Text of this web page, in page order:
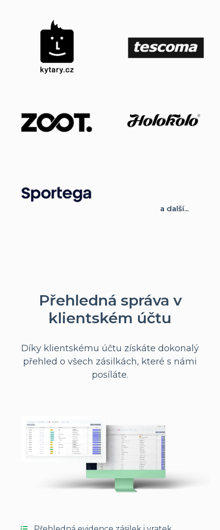
a další...
Přehledná správa v
klientském účtu
Díky klientskému účtu získáte dokonalý
přehled o všech zásilkách, které s námi
posíláte.